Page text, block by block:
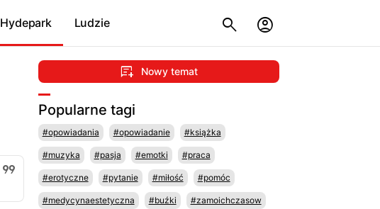
Hydepark Ludzie
Nowy temat
Popularne tagi
#opowiadania #opowiadanie #książka
#muzyka #pasja #emotki #praca
#erotyczne #pytanie #miłość #pomóc
#medycynaestetyczna #buźki #zamoichczasow